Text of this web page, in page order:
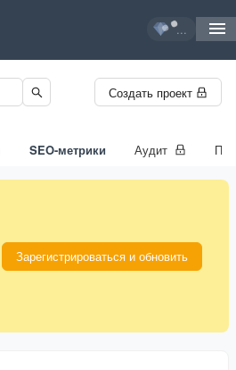
...
Создать проект
SEO-метрики Аудит
Зарегистрироваться и обновить